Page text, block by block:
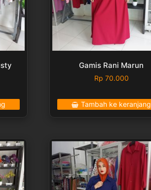
Gamis Rani Marun
Rp 70.000
Tambah ke keranjang